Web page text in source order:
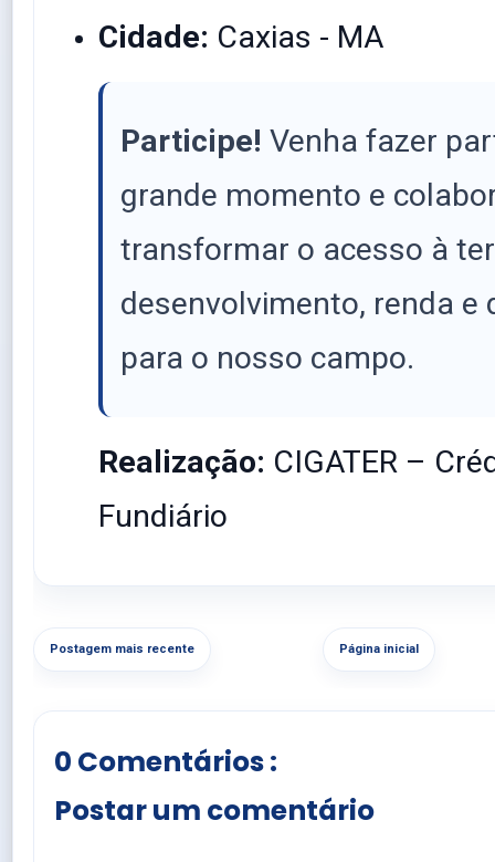
Cidade: Caxias - MA
Participe! Venha fazer
grande momento e
transformar o acesso à
desenvolvimento, renda e
para o nosso campo.
Realização: CIGATER –
Fundiário
Postagem mais recente Página inicial
0 Comentários :
Postar um comentário